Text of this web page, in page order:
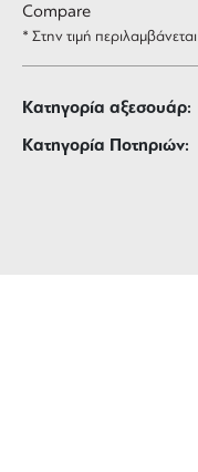
Compare
* Στην τιμή
Κατηγορία αξεσουάρ:
Κατηγορία Ποτηριών: